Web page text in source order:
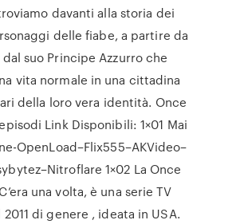
davanti alla storia dei
delle fiabe, a partire da
suo Principe Azzurro che
vita normale in una cittadina
della loro vera identità. Once
Link Disponibili: 1×01 Mai
OpenLoad–Flix555–AKVideo–
1×02 La Once
una volta, è una serie TV
di genere , ideata in USA.